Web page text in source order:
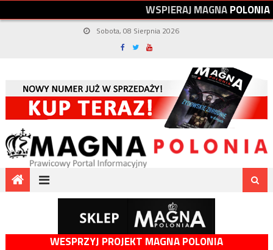
WSPIERAJMAGNAPOLONIA
Sobota, 08 Sierpnia 2026
WESPRZYJ PROJEKT MAGNA POLONIA